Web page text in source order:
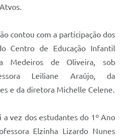
contou com a participação dos
Centro de Educação Infantil
Medeiros de Oliveira, sob
Leiliane Araújo, da
e da diretora Michelle Celene.
a vez dos estudantes do 1º Ano
Elzinha Lizardo Nunes